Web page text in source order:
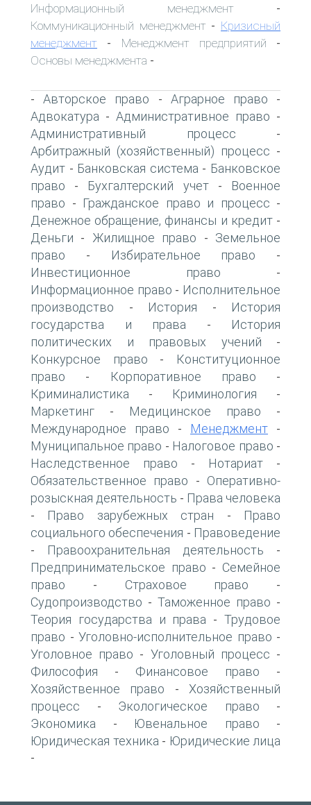
Информационный менеджмент -
Коммуникационный менеджмент - Кризисный
менеджмент - Менеджмент предприятий -
Основы менеджмента -
-Авторское право - Аграрное право -
Адвокатура - Административное право -
Административный процесс -
Арбитражный (хозяйственный) процесс -
Аудит - Банковская система - Банковское
право - Бухгалтерский учет-
Военное
право - Гражданское право и процесс -
Денежное обращение, финансы и кредит-
Деньги - Жилищное право - Земельное
право - Избирательное право -
Инвестиционное право -
Информационное право - Исполнительное
производство - История -
История
государства и права -
История
политических и правовых учений -
Конкурсное право -
Конституционное
право - Корпоративное право -
Криминалистика - Криминология -
Маркетинг - Медицинское право -
Международное право - Менеджмент -
Муниципальное право - Налоговое право -
Наследственное право - Нотариат -
Обязательственное право - Оперативно-
розыскная деятельность - Права человека
- Право зарубежных стран -
Право
социального обеспечения - Правоведение
- Правоохранительная деятельность -
Предпринимательское право - Семейное
право - Страховое право -
Судопроизводство - Таможенное право -
Теория государства и права -Трудовое
право - Уголовно-исполнительное право -
Уголовное право - Уголовный процесс -
Философия - Финансовое право -
Хозяйственное право - Хозяйственный
процесс - Экологическое право -
Экономика - Ювенальное право -
Юридическая техника - Юридические лица
-